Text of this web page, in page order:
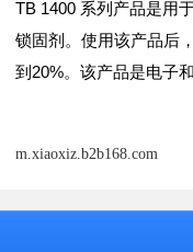
TB 1400 系列产品是用
锁固剂。使用该产品后
到20%。该产品是电子
m.xiaoxiz.b2b168.com